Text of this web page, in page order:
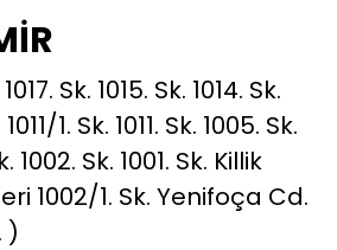
Sk. 1015. Sk. 1014. Sk.
1. Sk. 1011. Sk. 1005. Sk.
1002. Sk. 1001. Sk. Killik
1002/1. Sk. Yenifoça Cd.
)